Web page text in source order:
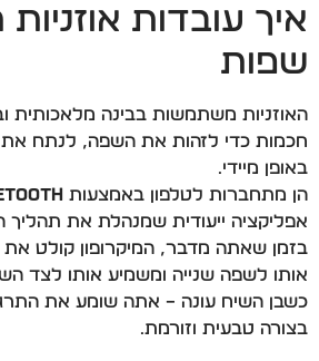
איך עובדות
שפות
האוזניות משתמשות בבינה מלאכותית
חכמות כדי לזהות את השפה, לנתח את
באופן מיידי.
הן מתחברות לטלפון באמצעות
אפליקציה ייעודית שמנהלת את תהליך
בזמן שאתה מדבר, המיקרופון קולט
אותו לשפה שנייה ומשמיע אותו לצד
כשבן השיח עונה – אתה שומע את
בצורה טבעית וזורמת.